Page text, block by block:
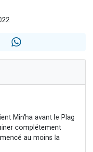
étudier en groupe sur Zoom
Min'ha avant le Plag
complétement
au moins la